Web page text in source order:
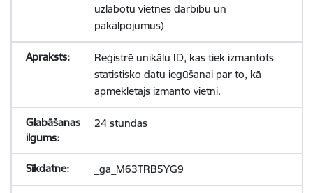
uzlabotu vietnes darbību un
pakalpojumus)
Reģistrē unikālu ID, kas tiek izmantots
statistisko datu iegūšanai par to, kā
apmeklētājs izmanto vietni.
24 stundas
_ga_M63TRB5YG9